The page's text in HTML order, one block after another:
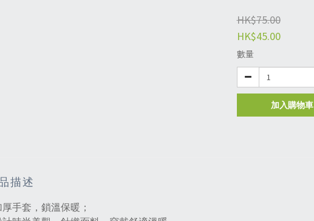
HK$75.00
HK$45.00
數量
加入購物車
描述
厚手套，鎖溫保暖；